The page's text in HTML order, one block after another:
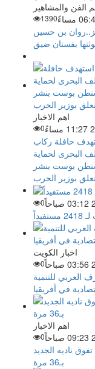
الفن والمشاهير
1390
بن حسين
بفستان ضيق
اهم الاخبار
0
حافلة ركاب
البحرى لحماية
بوست بنشر
بوزير الحرب
0
اخبار الكويت
0
العربي للتنمية
في أفريقيا
اهم الاخبار
0
ناديه الجديد
بـ36 مرة